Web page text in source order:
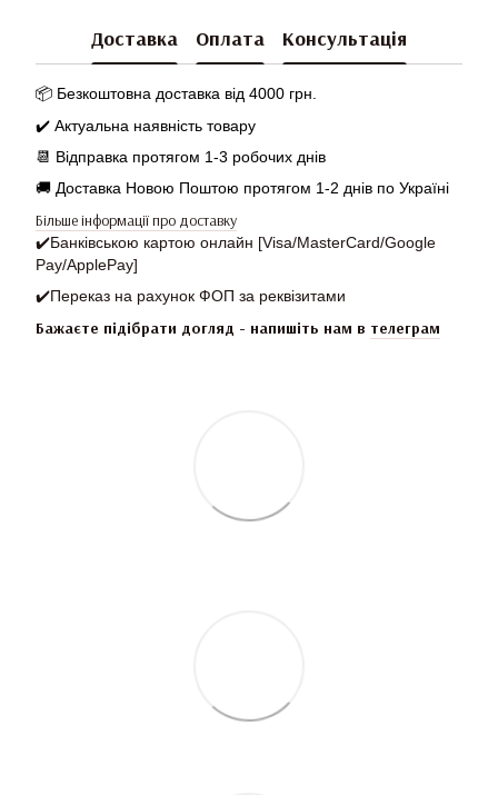
Доставка Оплата Консультація
📦 Безкоштовна доставка від 4000 грн.
✔️ Актуальна наявність товару
📆 Відправка протягом 1-3 робочих днів
🚚 Доставка Новою Поштою протягом 1-2 днів по Україні
Більше інформації про доставку
✔️Банківською картою онлайн [Visa/MasterCard/Google
Pay/ApplePay]
✔️Переказ на рахунок ФОП за реквізитами
Бажаєте підібрати догляд - напишіть нам в телеграм